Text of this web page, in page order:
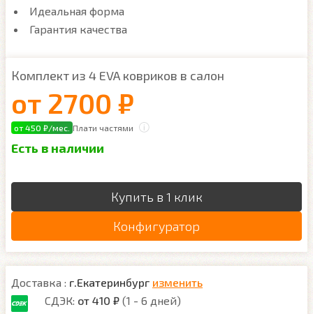
Идеальная форма
Гарантия качества
Комплект из 4 EVA ковриков в салон
от 2700 ₽
от 450 ₽/мес. Плати частями
Есть в наличии
Купить в 1 клик
Конфигуратор
Доставка : г.Екатеринбург изменить
СДЭК: от 410 ₽ (1 - 6 дней)